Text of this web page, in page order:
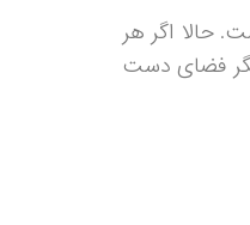
حالا اگر هر
فضای دست